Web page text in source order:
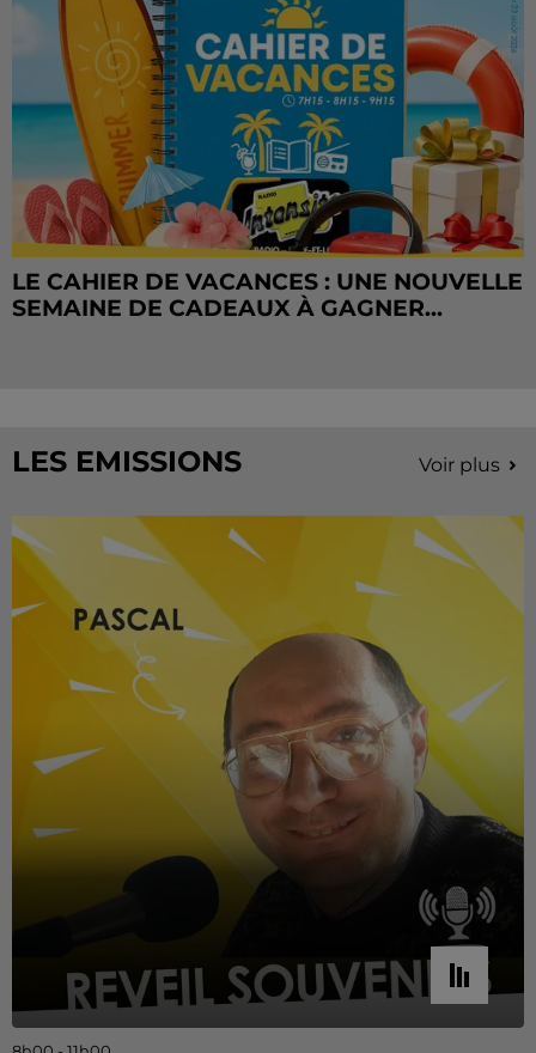
LE CAHIER DE VACANCES : UNE NOUVELLE
SEMAINE DE CADEAUX À GAGNER...
LES EMISSIONS Voir plus